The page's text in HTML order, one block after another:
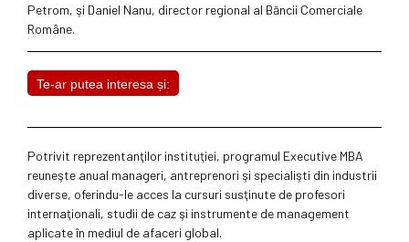
Petrom, şi Daniel Nanu, director regional al Băncii Comerciale
Române.
Te-ar putea interesa și:
Potrivit reprezentanţilor instituţiei, programul Executive MBA
reuneşte anual manageri, antreprenori şi specialişti din industrii
diverse, oferindu-le acces la cursuri susţinute de profesori
internaţionali, studii de caz şi instrumente de management
aplicate în mediul de afaceri global.